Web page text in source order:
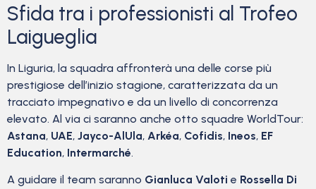
Sfida tra i professionisti al Trofeo
Laigueglia
In Liguria, la squadra affronterà una delle corse più
prestigiose dell’inizio stagione, caratterizzata da un
tracciato impegnativo e da un livello di concorrenza
elevato. Al via ci saranno anche otto squadre WorldTour:
Astana, UAE, Jayco-AlUla, Arkéa, Cofidis, Ineos, EF
Education, Intermarché.
A guidare il team saranno Gianluca Valoti e Rossella Di